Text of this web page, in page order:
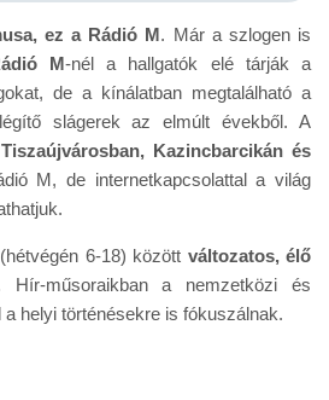
ez a Rádió M. Már a szlogen is
M-nél a hallgatók elé tárják a
de a kínálatban megtalálható a
slágerek az elmúlt évekből. A
Tiszaújvárosban, Kazincbarcikán és
M, de internetkapcsolattal a világ
6-18) között változatos, élő
Hír-műsoraikban a nemzetközi és
helyi történésekre is fókuszálnak.